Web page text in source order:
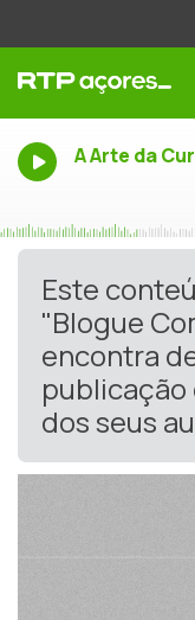
A Arte da
Este
"Blogue
encontra
publicação
dos seus